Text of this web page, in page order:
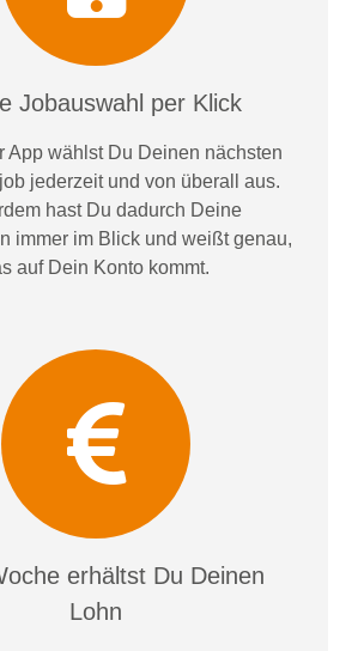
Jobauswahl per Klick
App wählst Du Deinen nächsten
jederzeit und von überall aus.
hast Du dadurch Deine
immer im Blick und weißtgenau,
auf Dein Konto kommt.
erhältst Du Deinen
Lohn